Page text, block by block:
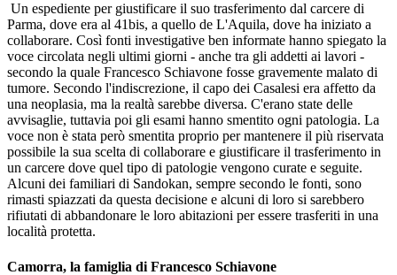
Un espediente per giustificare il suo trasferimento dal carcere di
Parma, dove era al 41bis, a quello de L'Aquila, dove ha iniziato a
collaborare. Così fonti investigative ben informate hanno spiegato la
voce circolata negli ultimi giorni - anche tra gli addetti ai lavori -
secondo la quale Francesco Schiavone fosse gravemente malato di
tumore. Secondo l'indiscrezione, il capo dei Casalesi era affetto da
una neoplasia, ma la realtà sarebbe diversa. C'erano state delle
avvisaglie, tuttavia poi gli esami hanno smentito ogni patologia. La
voce non è stata però smentita proprio per mantenere il più riservata
possibile la sua scelta di collaborare e giustificare il trasferimento in
un carcere dove quel tipo di patologie vengono curate e seguite.
Alcuni dei familiari di Sandokan, sempre secondo le fonti, sono
rimasti spiazzati da questa decisione e alcuni di loro si sarebbero
rifiutati di abbandonare le loro abitazioni per essere trasferiti in una
località protetta.
Camorra, la famiglia di Francesco Schiavone